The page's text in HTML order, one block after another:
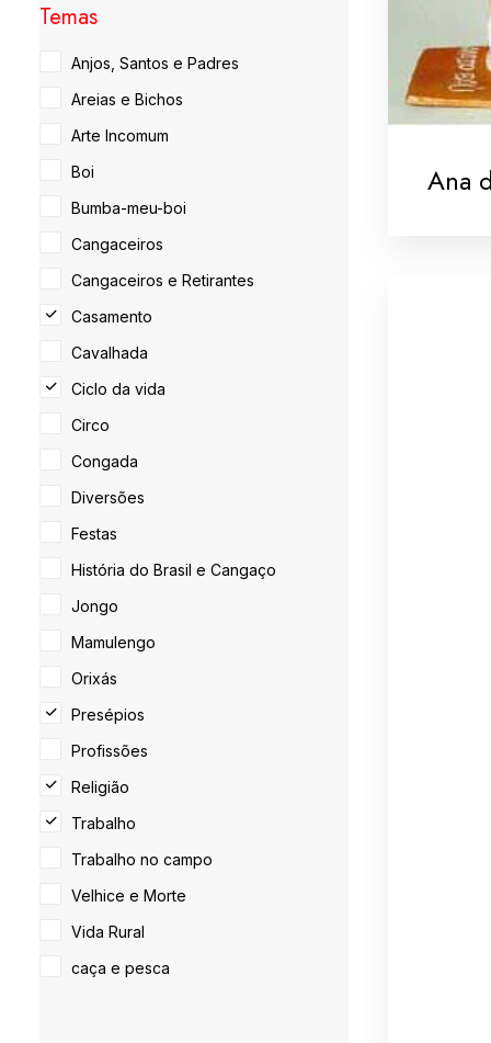
Temas
Anjos, Santos e Padres
Areias e Bichos
Arte Incomum
Boi
Bumba-meu-boi
Cangaceiros
Cangaceiros e Retirantes
Casamento
Cavalhada
Ciclo da vida
Circo
Congada
Diversões
Festas
História do Brasil e Cangaço
Jongo
Mamulengo
Orixás
Presépios
Profissões
Religião
Trabalho
Trabalho no campo
Velhice e Morte
Vida Rural
caça e pesca
Ana